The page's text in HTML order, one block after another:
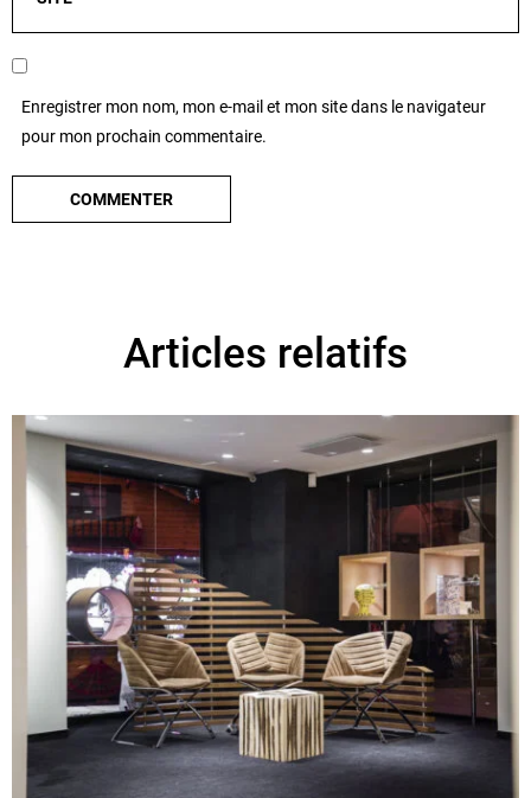
Enregistrer mon nom, mon e-mail et mon site dans le navigateur
pour mon prochain commentaire.
Articles relatifs